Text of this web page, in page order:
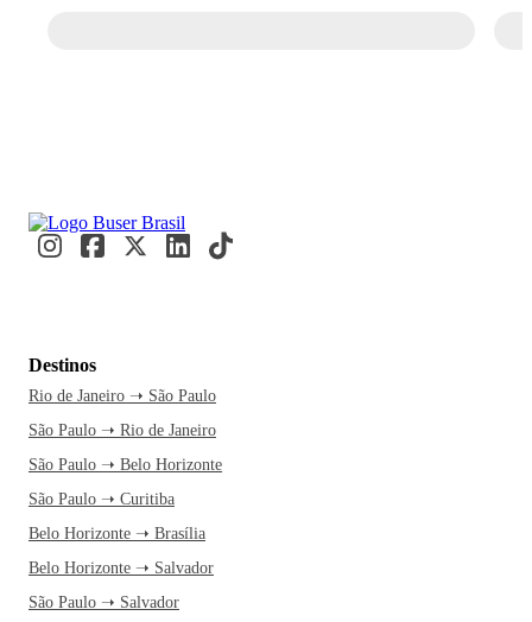
Destinos
Rio de Janeiro ➝ São Paulo
São Paulo ➝ Rio de Janeiro
São Paulo ➝ Belo Horizonte
São Paulo ➝ Curitiba
Belo Horizonte ➝ Brasília
Belo Horizonte ➝ Salvador
São Paulo ➝ Salvador